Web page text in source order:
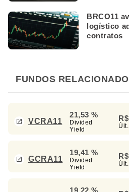
BRCO11
logístico
contratos
FUNDOS
VCRA11
21,53 %
Divided
Yield
GCRA11
19,41 %
Divided
Yield
19,22 %